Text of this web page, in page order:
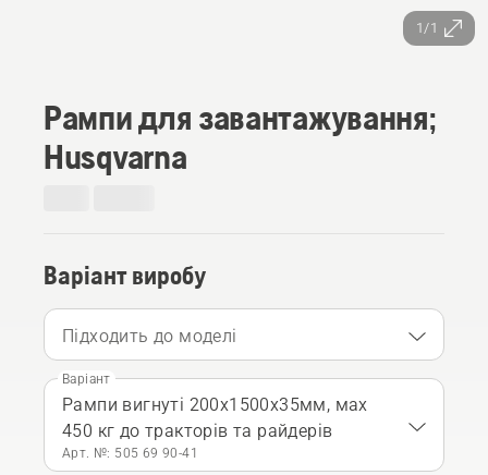
1/1
Рампи для завантажування;
Husqvarna
Варіант виробу
Підходить до моделі
Варіант
Рампи вигнуті 200x1500x35мм, мах
450 кг до тракторів та райдерів
Арт. №: 505 69 90‑41